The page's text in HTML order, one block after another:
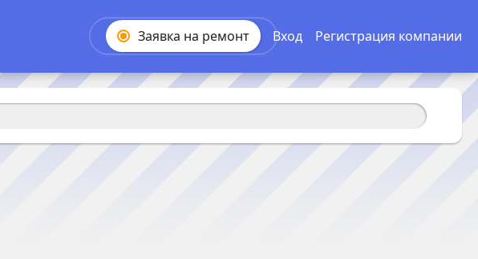
Заявка на ремонт Вход Регистрация компании